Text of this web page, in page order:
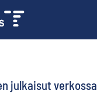
julkaisut verkossa